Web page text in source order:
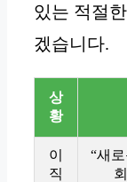
있는 적절
겠습니다.
상
황
이
직
“새